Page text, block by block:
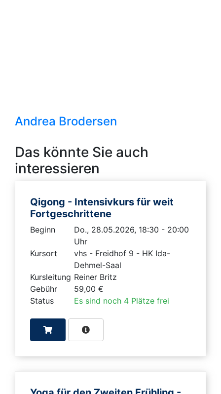
Andrea Brodersen
Das könnte Sie auch
interessieren
Qigong - Intensivkurs für weit
Fortgeschrittene
Beginn
Do., 28.05.2026, 18:30 - 20:00
Uhr
Kursort
vhs - Freidhof 9 - HK Ida-
Dehmel-Saal
Kursleitung Reiner Britz
Gebühr
59,00 €
Status
Es sind noch 4 Plätze frei